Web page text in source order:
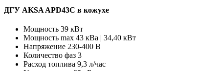
ДГУ AKSA APD43C в кожухе
Мощность 39 кВт
Мощность max 43 кВа | 34,40 кВт
Напряжение 230-400 В
Количество фаз 3
Расход топлива 9,3 л/час